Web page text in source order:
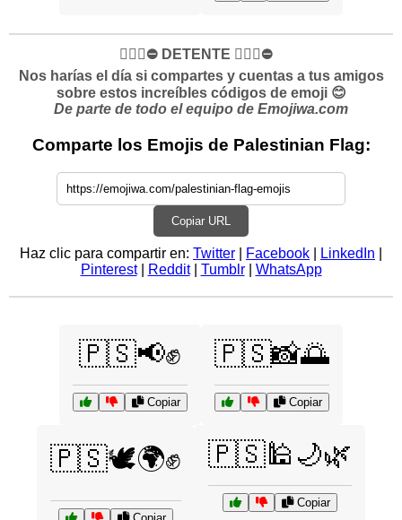
✋🏻🛑⛔️ DETENTE ✋🏻🛑⛔️
Nos harías el día si compartes y cuentas a tus amigos
sobre estos increíbles códigos de emoji 😊
De parte de todo el equipo de Emojiwa.com
Comparte los Emojis de Palestinian Flag:
Copiar URL
Haz clic para compartir en: Twitter Facebook LinkedIn
Pinterest| Reddit| Tumblr| WhatsApp
🇵🇸📢✊
Copiar
🇵🇸📸🌅
Copiar
🇵🇸🕊️🌍✊ 🇵🇸🕌🌙🌿
Copiar